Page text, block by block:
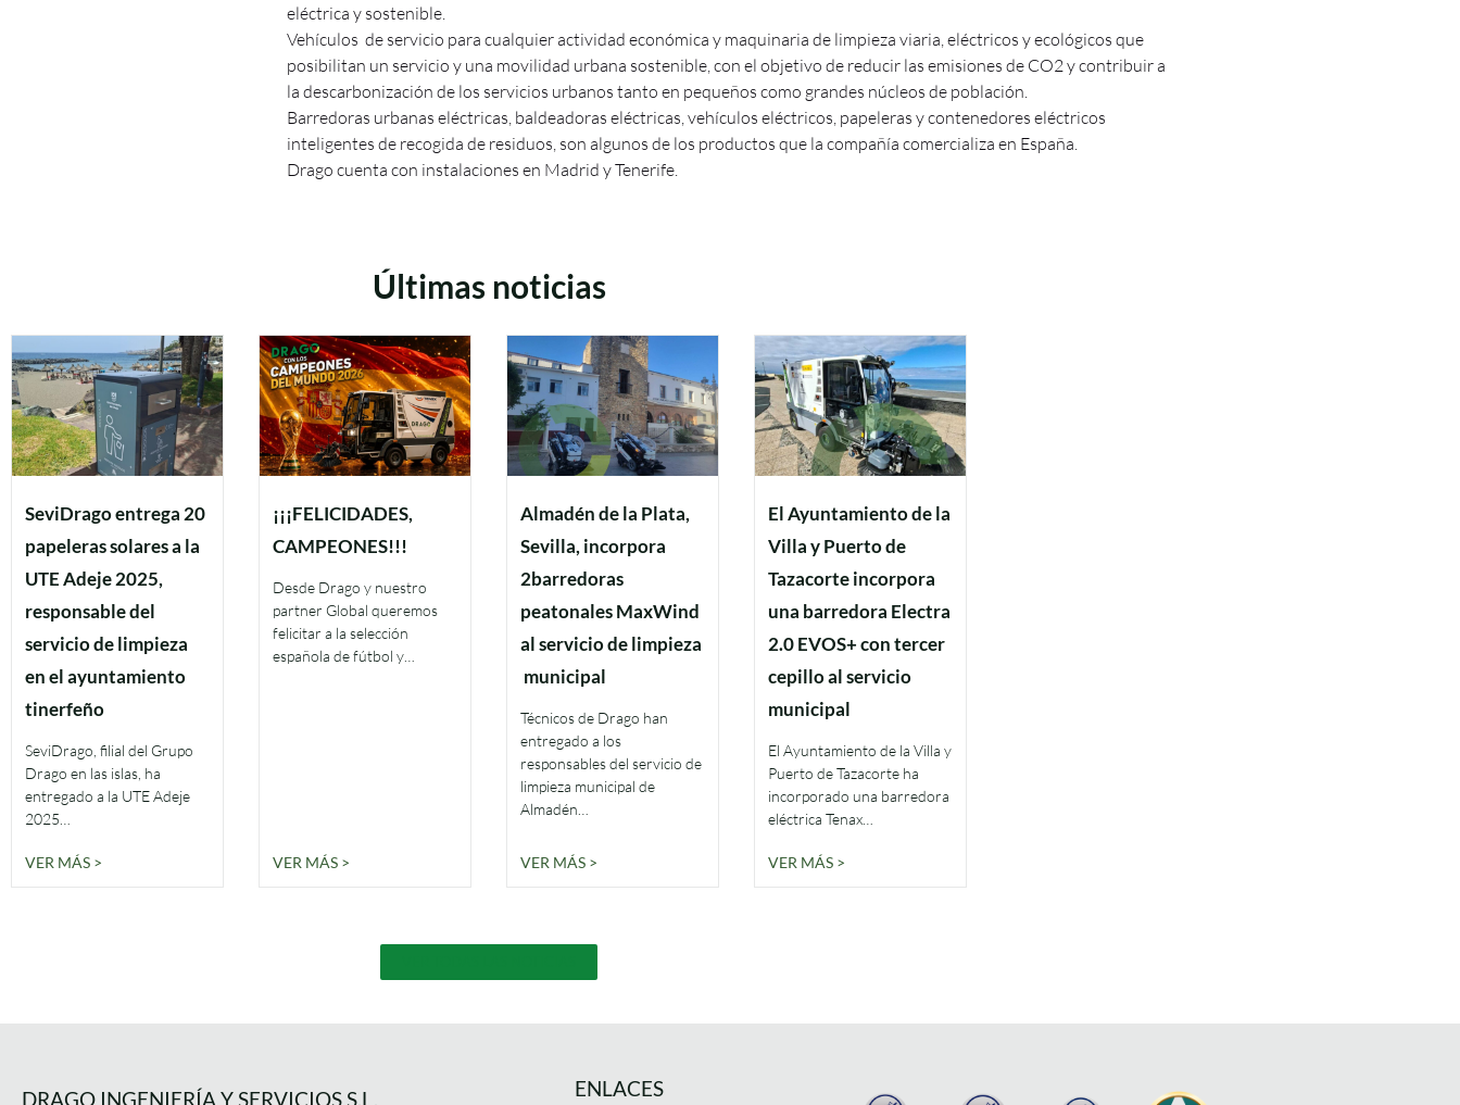
eléctrica y sostenible.
Vehículos de servicio para cualquier actividad económica y maquinaria de limpieza viaria, eléctricos y ecológicos que
posibilitan un servicio y una movilidad urbana sostenible, con el objetivo de reducir las emisiones de CO2 y contribuir a
la descarbonización de los servicios urbanos tanto en pequeños como grandes núcleos de población.
Barredoras urbanas eléctricas, baldeadoras eléctricas, vehículos eléctricos, papeleras y contenedores eléctricos
inteligentes de recogida de residuos, son algunos de los productos que la compañía comercializa en España.
Drago cuenta con instalaciones en Madrid y Tenerife.
Últimas noticias
SeviDrago entrega 20
papeleras solares a la
UTE Adeje 2025,
responsable del
servicio de limpieza
en el ayuntamiento
tinerfeño
SeviDrago, filial del Grupo
Drago en las islas, ha
entregado a la UTE Adeje
2025…
VER MÁS >
¡¡¡FELICIDADES,
CAMPEONES!!!
Desde Drago y nuestro
partner Global queremos
felicitar a la selección
española de fútbol y…
VER MÁS >
Almadén de la Plata,
Sevilla, incorpora
2barredoras
peatonales MaxWind
al servicio de limpieza
municipal
Técnicos de Drago han
entregado a los
responsables del servicio de
limpieza municipal de
Almadén…
VER MÁS >
El Ayuntamiento de la
Villa y Puerto de
Tazacorte incorpora
una barredora Electra
2.0 EVOS+ con tercer
cepillo al servicio
municipal
El Ayuntamiento de la Villa y
Puerto de Tazacorte ha
incorporado una barredora
eléctrica Tenax…
VER MÁS >
DRAGO INGENIERÍA Y SERVICIOS S.L. ENLACES